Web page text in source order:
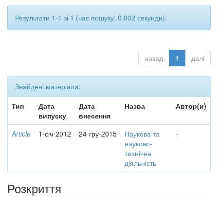
Результати 1-1 зі 1 (час пошуку: 0.002 секунди).
назад 1 далі
Знайдені матеріали:
Тип
Дата
випуску
Дата
внесення
Назва Автор(и)
Article 1-січ-2012 24-гру-2015
Наукова та
науково-
технічна
діяльність
-
Розкриття